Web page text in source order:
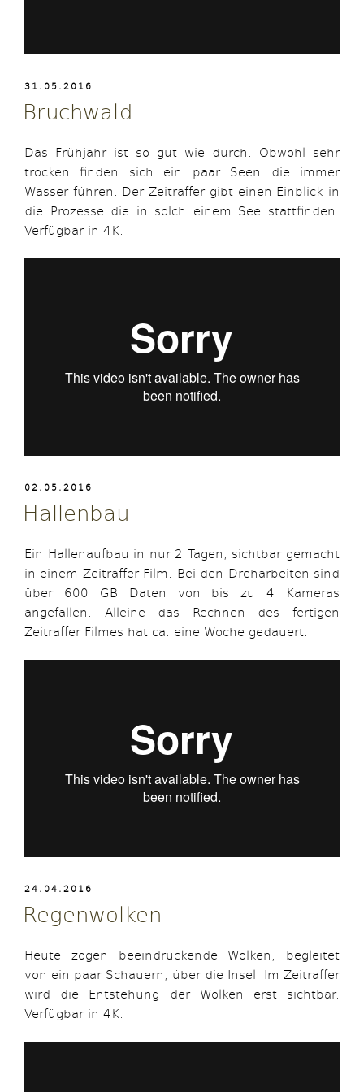
VERÖFFENTLICHT
31.05.2016
Bruchwald
Das Frühjahr ist so gut wie durch. Obwohl sehr
trocken finden sich ein paar Seen die immer
Wasser führen. Der Zeitraffer gibt einen Einblick in
die Prozesse die in solch einem See stattfinden.
Verfügbar in 4K.
VERÖFFENTLICHT
02.05.2016
Hallenbau
Ein Hallenaufbau in nur 2 Tagen, sichtbar gemacht
in einem Zeitraffer Film. Bei den Dreharbeiten sind
über 600 GB Daten von bis zu 4 Kameras
angefallen. Alleine das Rechnen des fertigen
Zeitraffer Filmes hat ca. eine Woche gedauert.
VERÖFFENTLICHT
24.04.2016
Regenwolken
Heute zogen beeindruckende Wolken, begleitet
von ein paar Schauern, über die Insel. Im Zeitraffer
wird die Entstehung der Wolken erst sichtbar.
Verfügbar in 4K.